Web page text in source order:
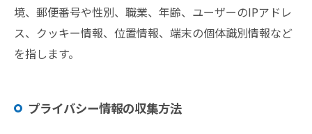
境、郵便番号や性別、職業、年齢、ユーザーのIPアドレ
ス、クッキー情報、位置情報、端末の個体識別情報など
を指します。
プライバシー情報の収集方法